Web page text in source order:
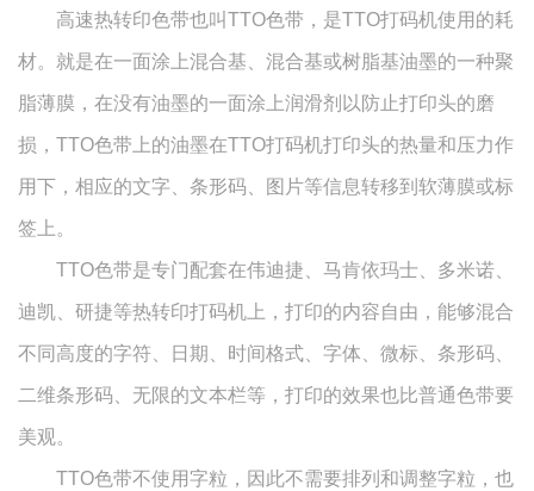
高速热转印色带也叫TTO色带，是TTO打码机使用的耗
材。就是在一面涂上混合基、混合基或树脂基油墨的一种聚
脂薄膜，在没有油墨的一面涂上润滑剂以防止打印头的磨
损，TTO色带上的油墨在TTO打码机打印头的热量和压力作
用下，相应的文字、条形码、图片等信息转移到软薄膜或标
签上。
TTO色带是专门配套在伟迪捷、马肯依玛士、多米诺、
迪凯、研捷等热转印打码机上，打印的内容自由，能够混合
不同高度的字符、日期、时间格式、字体、微标、条形码、
二维条形码、无限的文本栏等，打印的效果也比普通色带要
美观。
TTO色带不使用字粒，因此不需要排列和调整字粒，也